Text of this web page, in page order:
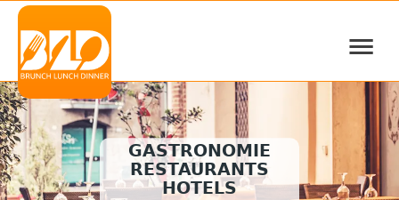
≡
GASTRONOMIE
RESTAURANTS
HOTELS